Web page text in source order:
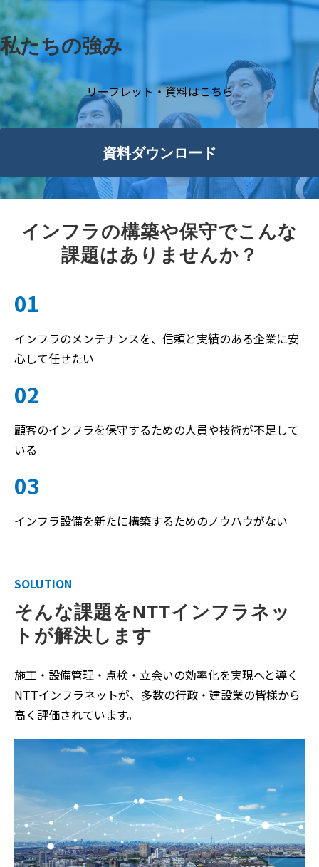
私たちの強み
リーフレット・資料はこちら
資料ダウンロード
インフラの構築や保守でこんな
課題はありませんか？
01
インフラのメンテナンスを、信頼と実績のある企業に安
心して任せたい
02
顧客のインフラを保守するための人員や技術が不足して
いる
03
インフラ設備を新たに構築するためのノウハウがない
SOLUTION
そんな課題をNTTインフラネッ
トが解決します
施工・設備管理・点検・立会いの効率化を実現へと導く
NTTインフラネットが、多数の行政・建設業の皆様から
高く評価されています。